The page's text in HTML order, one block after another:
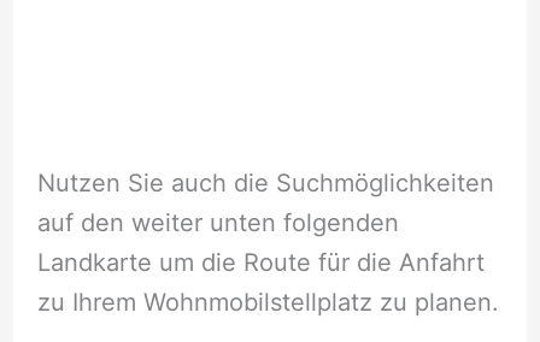
Nutzen Sie auch die Suchmöglichkeiten
auf den weiter unten folgenden
Landkarte um die Route für die Anfahrt
zu Ihrem Wohnmobilstellplatz zu planen.